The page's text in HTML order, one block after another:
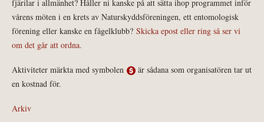
fjärilar i allmänhet? Håller ni kanske på att sätta ihop programmet inför
vårens möten i en krets av Naturskyddsföreningen, ett entomologisk
förening eller kanske en fågelklubb? Skicka epost eller ring så ser vi
om det går att ordna.
Aktiviteter märkta med symbolen
är sådana som organisatören tar ut
en kostnad för.
Arkiv